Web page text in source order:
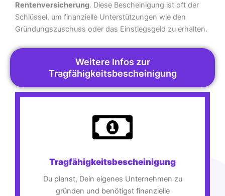
Rentenversicherung. Diese Bescheinigung ist oft der
Schlüssel, um finanzielle Unterstützungen wie den
Gründungszuschuss oder das Einstiegsgeld zu erhalten.
Weitere Infos zur
Tragfähigkeitsbescheinigung
Tragfähigkeitsbescheinigung
Du planst, Dein eigenes Unternehmen zu
gründen und benötigst finanzielle